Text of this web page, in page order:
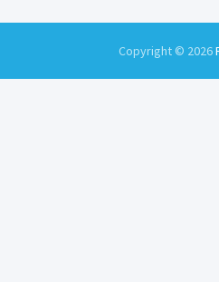
Copyright © 2026